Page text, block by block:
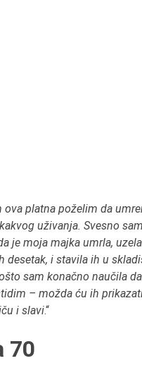
ova platna poželim da
uživanja. Svesno
je moja majka umrla,
desetak, i stavila ih u
sam konačno naučila
– možda ću ih
i slavi.“
70